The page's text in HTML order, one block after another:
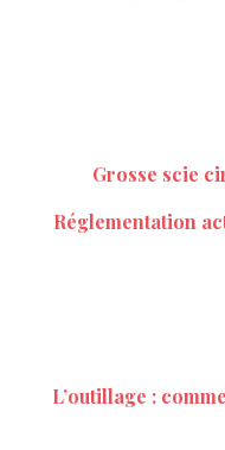
Grosse scie
Réglementation
L’outillage :